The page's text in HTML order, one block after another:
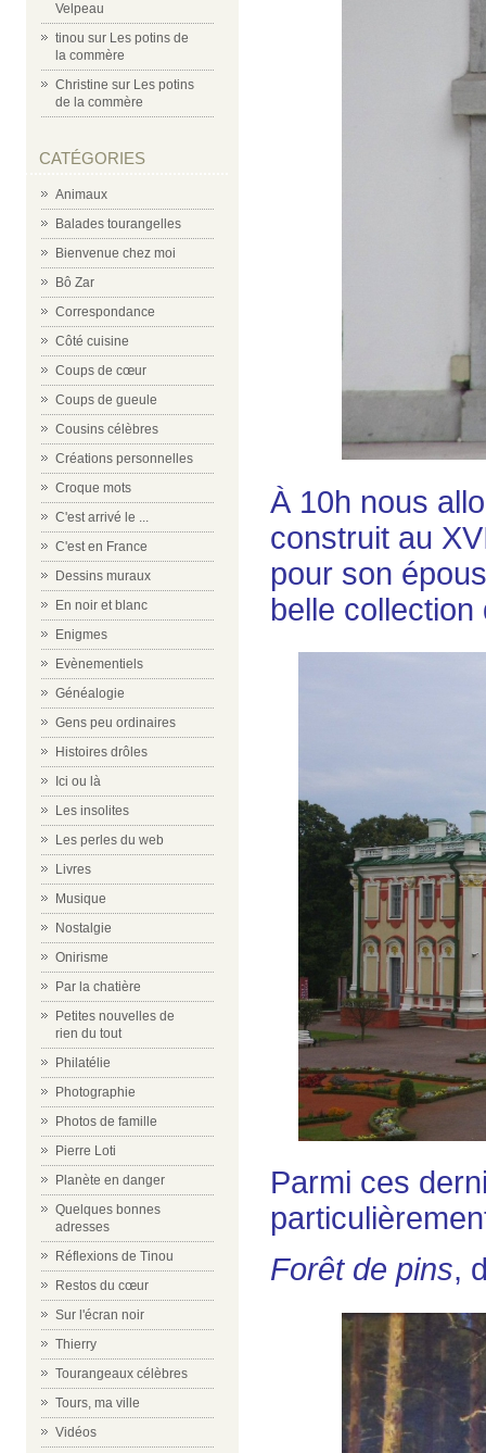
Velpeau
tinou sur Les potins de
la commère
Christine sur Les potins
de la commère
CATÉGORIES
Animaux
Balades tourangelles
Bienvenue chez moi
Bô Zar
Correspondance
Côté cuisine
Coups de cœur
Coups de gueule
Cousins célèbres
Créations personnelles
Croque mots
C'est arrivé le ...
C'est en France
Dessins muraux
En noir et blanc
Enigmes
Evènementiels
Généalogie
Gens peu ordinaires
Histoires drôles
Ici ou là
Les insolites
Les perles du web
Livres
Musique
Nostalgie
Onirisme
Par la chatière
Petites nouvelles de
rien du tout
Philatélie
Photographie
Photos de famille
Pierre Loti
Planète en danger
Quelques bonnes
adresses
Réflexions de Tinou
Restos du cœur
Sur l'écran noir
Thierry
Tourangeaux célèbres
Tours, ma ville
Vidéos
À 10h nous
construit au
pour son
belle collection
Parmi ces
Forêt de pins,